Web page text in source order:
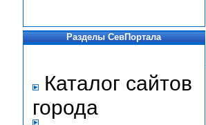
Разделы СевПортала
Каталог сайтов
города